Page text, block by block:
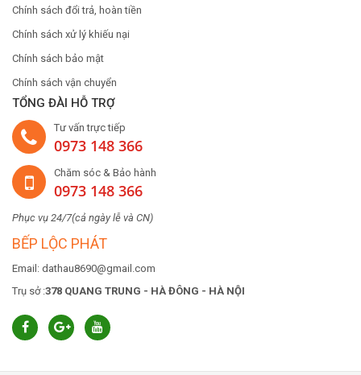
Chính sách đổi trả, hoàn tiền
Chính sách xử lý khiếu nại
Chính sách bảo mật
Chính sách vận chuyển
TỔNG ĐÀI HỖ TRỢ
Tư vấn trực tiếp
0973 148 366
Chăm sóc & Bảo hành
0973 148 366
Phục vụ 24/7(cả ngày lễ và CN)
BẾP LỘC PHÁT
Email: dathau8690@gmail.com
Trụ sở :378 QUANG TRUNG - HÀ ĐÔNG - HÀ NỘI